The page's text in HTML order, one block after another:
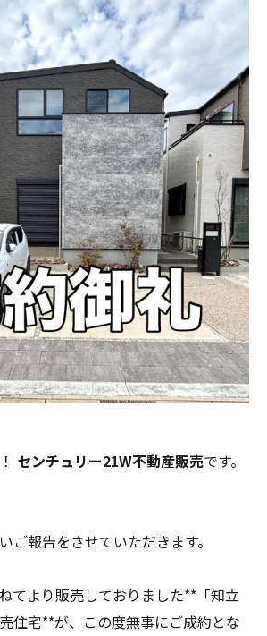
センチュリー21W不動産販売です。
ご報告をさせていただきます。
てより販売しておりました**「知立
住宅**が、この度無事にご成約とな